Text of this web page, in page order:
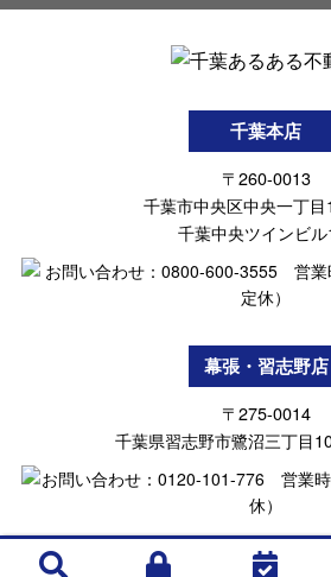
千葉本店
〒260-0013
千葉市中央区中央一丁
千葉中央ツインビ
幕張・習志野店
〒275-0014
千葉県習志野市鷺沼三丁目